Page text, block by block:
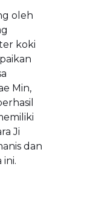
oleh
koki
Min,
Ji
dan